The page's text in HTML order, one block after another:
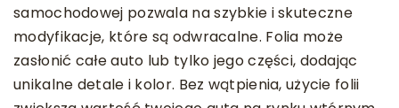
samochodowej pozwala na szybkie i skuteczne
modyfikacje, które są odwracalne. Folia może
zasłonić całe auto lub tylko jego części, dodając
unikalne detale i kolor. Bez wątpienia, użycie folii